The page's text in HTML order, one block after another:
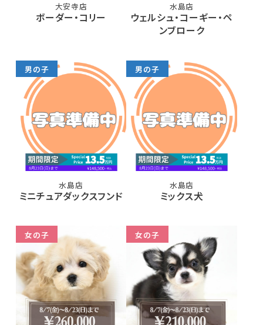
大安寺店
ボーダー・コリー
水島店
ウェルシュ・コーギー・ペ
ンブローク
男の子
水島店
ミニチュアダックスフンド
男の子
水島店
ミックス犬
女の子 女の子